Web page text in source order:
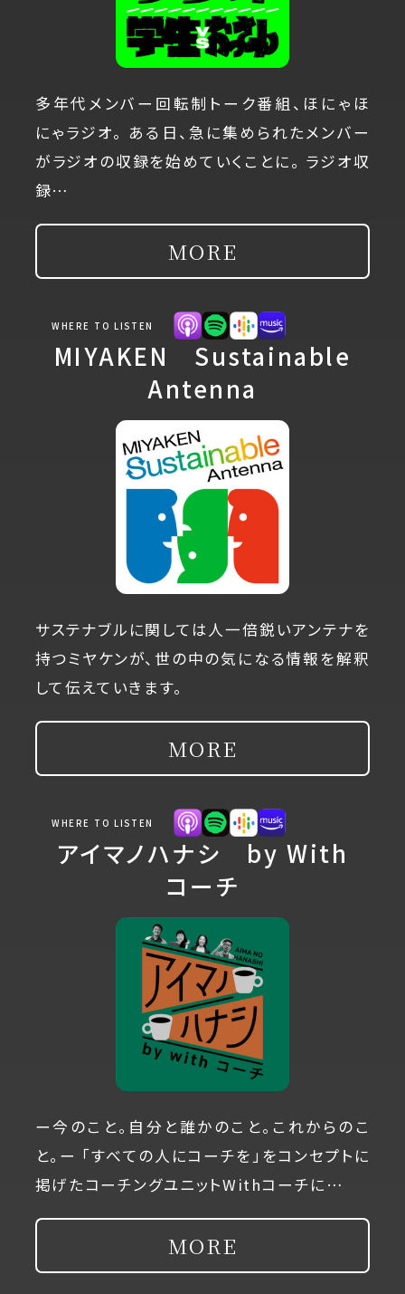
多年代メンバー回転制トーク番組、ほにゃほ
にゃラジオ。 ある日、急に集められたメンバー
がラジオの収録を始めていくことに。 ラジオ収
録…
MORE
WHERE TO LISTEN
MIYAKEN Sustainable
Antenna
サステナブルに関しては人一倍鋭いアンテナを
持つミヤケンが、世の中の気になる情報を解釈
して伝えていきます。
MORE
WHERE TO LISTEN
アイマノハナシ by With
コーチ
ー今のこと。自分と誰かのこと。これからのこ
と。ー 「すべての人にコーチを」をコンセプトに
掲げたコーチングユニットWithコーチに…
MORE